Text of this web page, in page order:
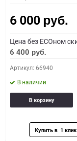
6 000 руб.
Цена без ECOном
6 400 руб.
Артикул: 66940
В наличии
В корзину